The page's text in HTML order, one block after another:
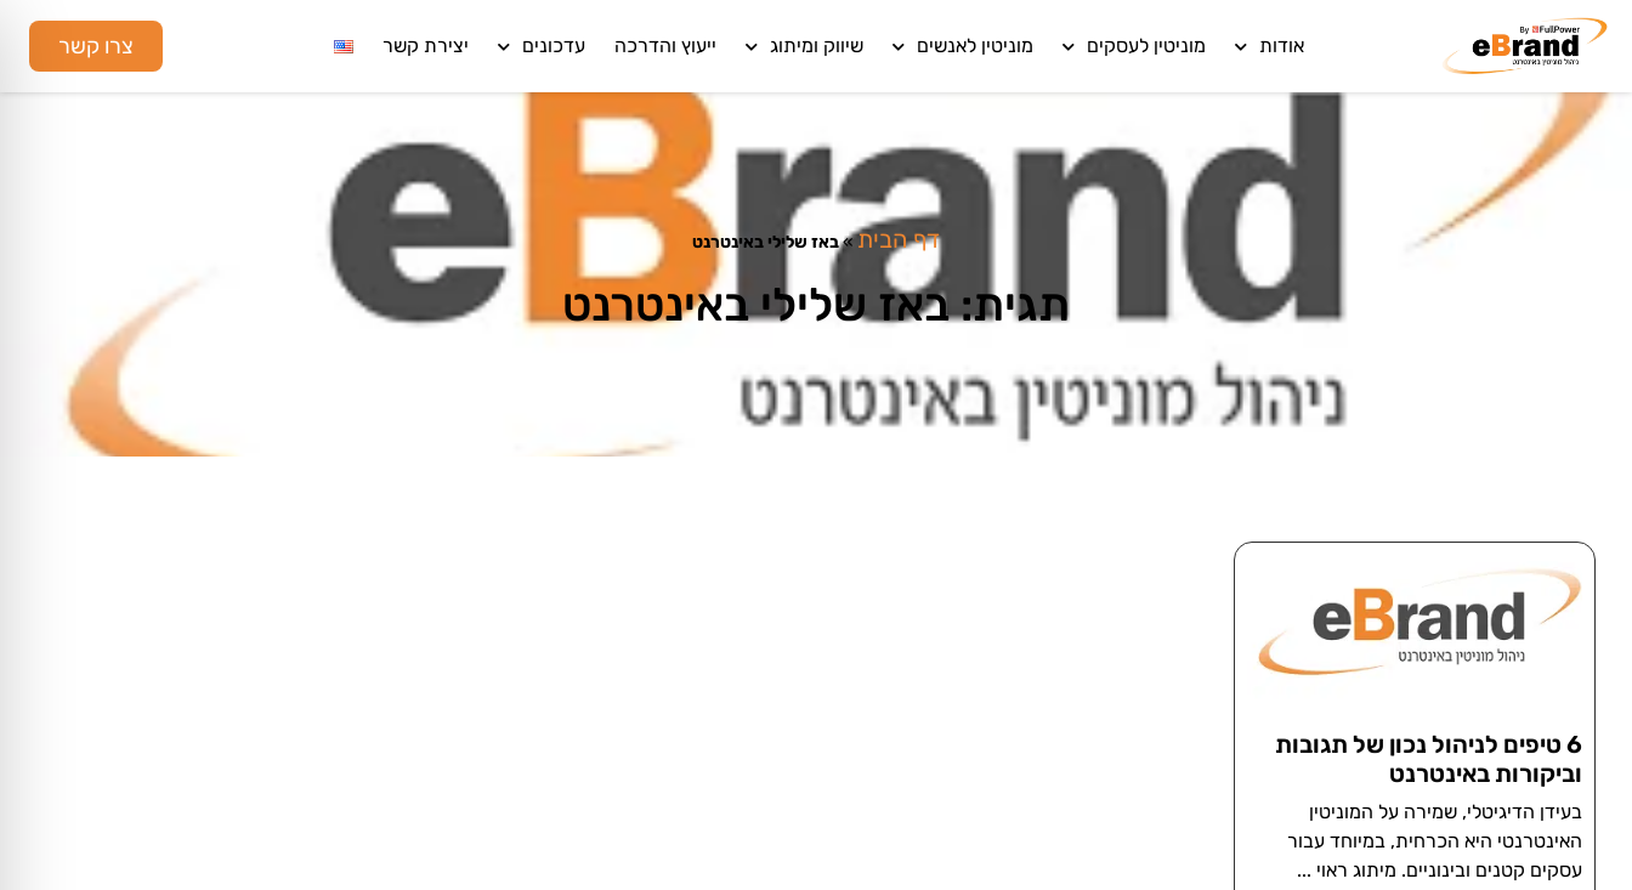
אודות מוניטין לעסקים מוניטין לאנשים שיווק ומיתוג ייעוץ והדרכה עדכונים יצירת קשר צרו קשר
דף הבית»באז שלילי באינטרנט
תגית: באז שלילי באינטרנט
6 טיפים לניהול נכון של תגובות
וביקורות באינטרנט
בעידן הדיגיטלי, שמירה על המוניטין
האינטרנטי היא הכרחית, במיוחד עבור
עסקים קטנים ובינוניים. מיתוג ראוי